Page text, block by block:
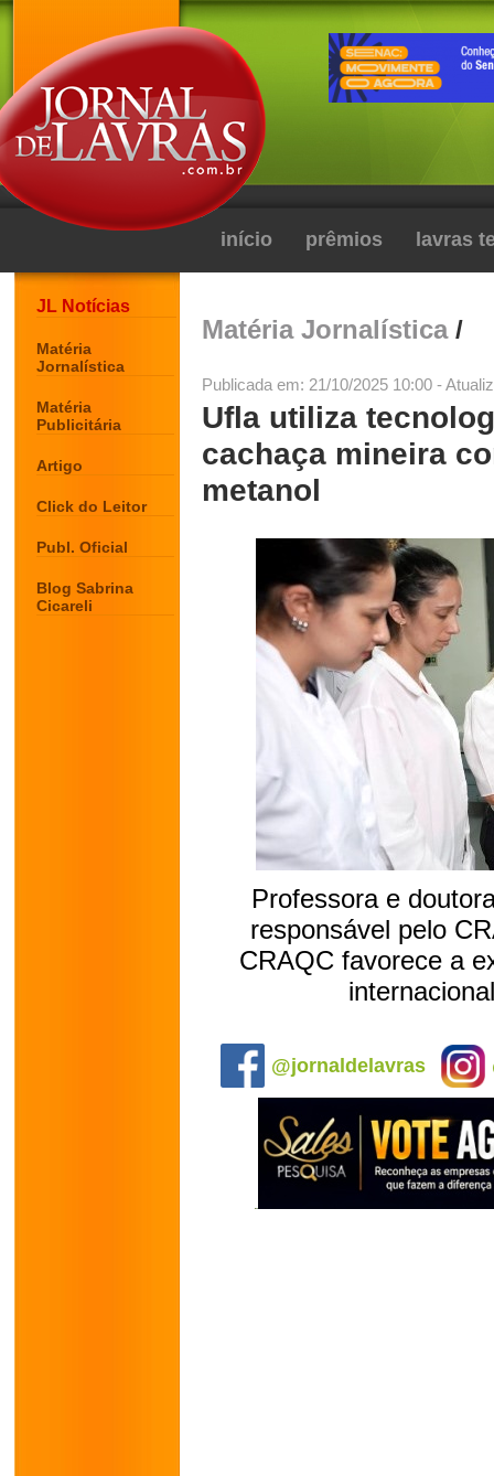
início prêmios lavras
JL Notícias
Matéria
Jornalística
Matéria
Publicitária
Artigo
Click do Leitor
Publ. Oficial
Blog Sabrina
Cicareli
Matéria Jornalística/
Publicada em: 21/10/2025 10:00 -
Ufla utiliza
cachaça mineira
metanol
Professora e
responsável pelo
CRAQC favorece a
@jornaldelavras